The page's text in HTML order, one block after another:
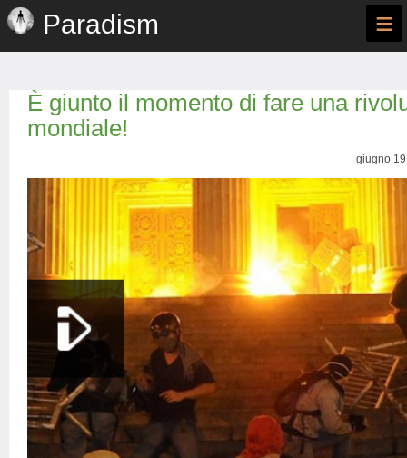
Paradism ≡
È giunto il momento di fare una
mondiale!
giugno